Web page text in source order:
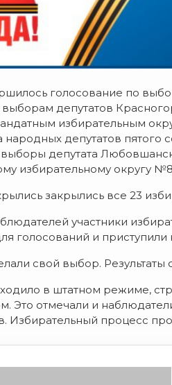
голосование по
депутатов
избирательным
народных депутатов
депутата
избирательному округу
закрылись все 23
участники
голосований и приступили
свой выбор. Результаты
в штатном режиме,
Это отмечали и
Избирательный процесс